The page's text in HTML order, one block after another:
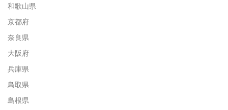
和歌山県
京都府
奈良県
大阪府
兵庫県
鳥取県
島根県